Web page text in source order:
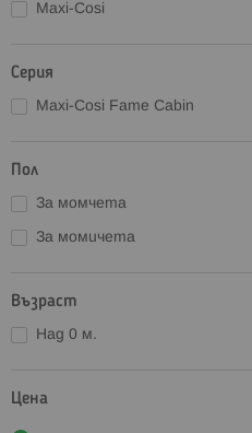
Maxi-Cosi
Серия
Maxi-Cosi Fame Cabin
Пол
За момчета
За момичета
Възраст
Над 0 м.
Цена